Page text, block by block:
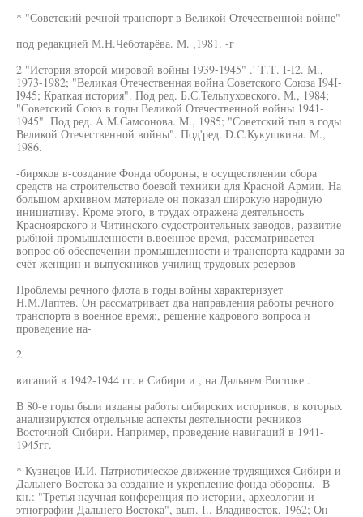
* "Советский речной транспорт в Великой Отечественной войне"
под редакцией М.Н.Чеботарёва. М. ,1981. -г
2 "История второй мировой войны 1939-1945" .' Т.Т. I-I2. М.,
1973-1982; "Великая Отечественная война Советского Союза I94I-
I945; Краткая история". Под ред. Б.С.Тельпуховского. М., 1984;
"Советский Союз в годы Великой Отечественной войны 1941-
1945". Под ред. А.М.Самсонова. М., 1985; "Советский тыл в годы
Великой Отечественной войны". Под'ред. D.C.Кукушкина. М.,
1986.
-биряков в-создание Фонда обороны, в осуществлении сбора
средств на строительство боевой техники для Красной Армии. На
большом архивном материале он показал широкую народную
инициативу. Кроме этого, в трудах отражена деятельность
Красноярского и Читинского судостроительных заводов, развитие
рыбной промышленности в.военное время,-рассматривается
вопрос об обеспечении промышленности и транспорта кадрами за
счёт женщин и выпускников училищ трудовых резервов
Проблемы речного флота в годы войны характеризует
Н.М.Лаптев. Он рассматривает два направления работы речного
транспорта в военное время:, решение кадрового вопроса и
проведение на-
2
вигапий в 1942-1944 гг. в Сибири и , на Дальнем Востоке .
В 80-е годы были изданы работы сибирских историков, в которых
анализируются отдельные аспекты деятельности речников
Восточной Сибири. Например, проведение навигаций в 1941-
1945гг.
* Кузнецов И.И. Патриотическое движение трудящихся Сибири и
Дальнего Востока за создание и укрепление фонда обороны. -В
кн.: "Третья научная конференция по истории, археологии и
этнографии Дальнего Востока", вып. I.. Владивосток, 1962; Он